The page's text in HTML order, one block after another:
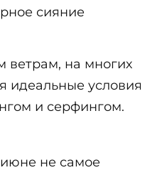
сияние
ветрам, на многих
идеальные условия
и серфингом.
не самое